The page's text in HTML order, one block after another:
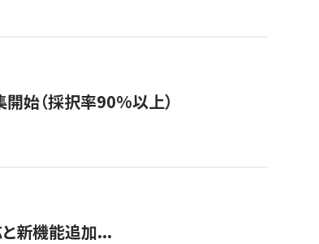
始（採択率90%以上）
新機能追加...